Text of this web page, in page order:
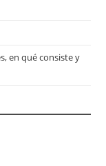
en qué consiste y